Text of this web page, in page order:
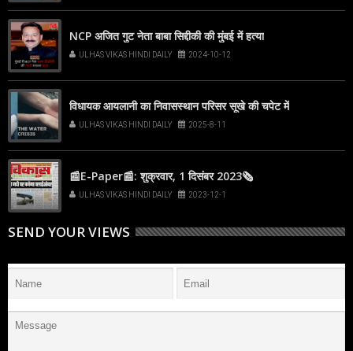
NCP अजित गुट नेता बाबा सिद्दीकी की मुंबई में हत्या
ULHAS VIKAS HINDI DAILY 2024-10-12
विधायक आयलानी का निवासस्थान परिसर सूखे की चपेट में
ULHAS VIKAS HINDI DAILY 2025-8-11
📰E-Paper📰: शुक्रवार, 1 दिसंबर 2023🗞
ULHAS VIKAS HINDI DAILY 2023-12-1
SEND YOUR VIEWS